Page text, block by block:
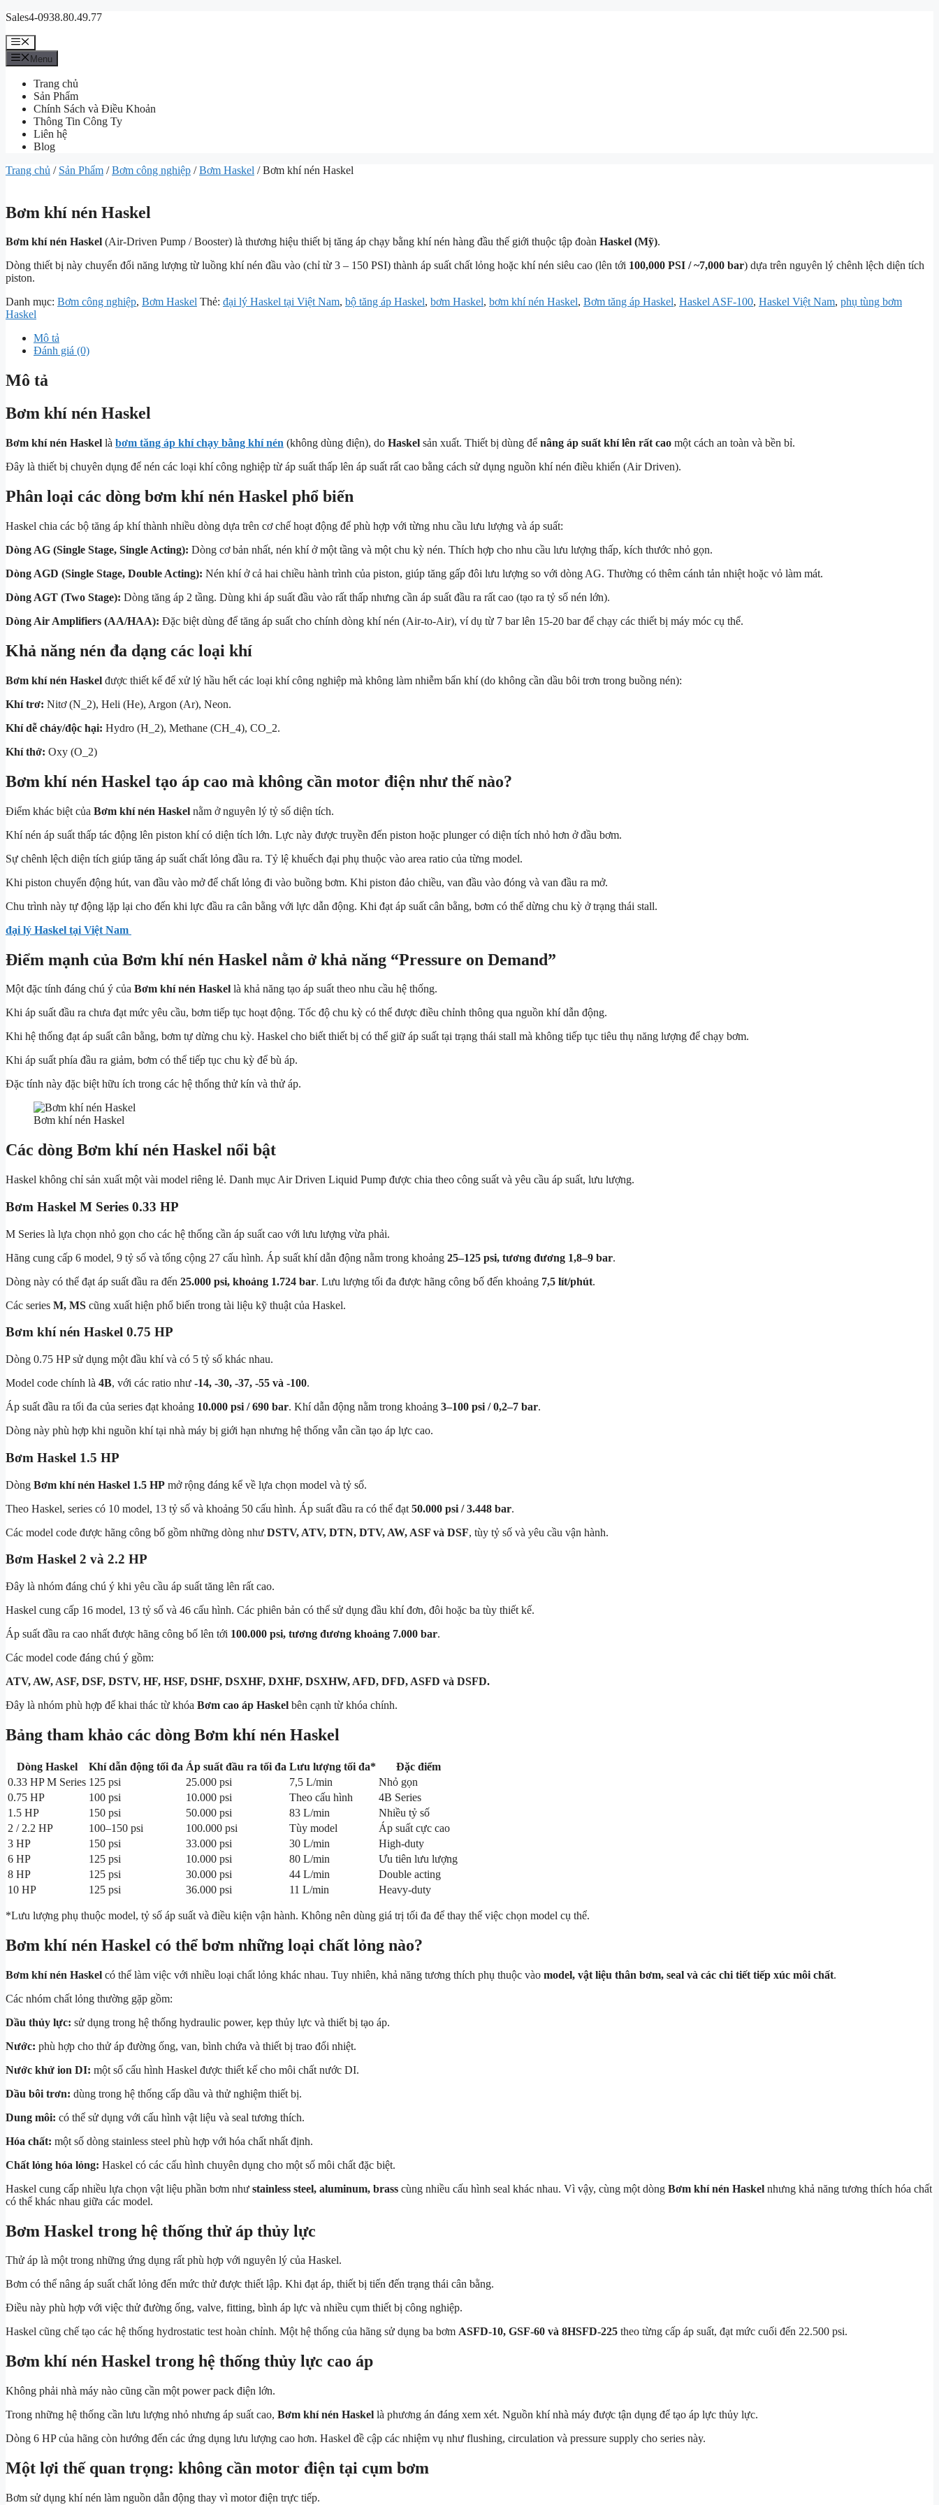
Chuyển
nội
dung
Sales4-0938.80.49.77
Menu
Menu
Trang chủ
Sản Phẩm
Chính Sách và Điều Khoản
Thông Tin Công Ty
Liên hệ
Blog
Trang chủ / Sản Phẩm /Bơm công nghiệp /Bơm Haskel / Bơm khí nén Haskel
Bơm khí nén Haskel
Bơm khí nén Haskel (Air-Driven Pump / Booster) là thương hiệu thiết bị tăng áp chạy bằng khí nén hàng đầu thế giới thuộc tập đoàn Haskel (Mỹ).
Dòng thiết bị này chuyển đổi năng lượng từ luồng khí nén đầu vào (chỉ từ 3 – 150 PSI) thành áp suất chất lỏng hoặc khí nén siêu cao (lên tới 100,000 PSI / ~7,000 bar) dựa trên nguyên lý chênh lệch diện tích
piston.
Danh mục: Bơm công nghiệp, Bơm Haskel Thẻ: đại lý Haskel tại Việt Nam, bộ tăng áp Haskel, bơm Haskel, bơm khí nén Haskel, Bơm tăng áp Haskel, Haskel ASF-100, Haskel Việt Nam, phụ tùng bơm
Haskel
Mô tả
Đánh giá (0)
Mô tả
Bơm khí nén Haskel
Bơm khí nén Haskel là bơm tăng áp khí chạy bằng khí nén (không dùng điện), do Haskel sản xuất. Thiết bị dùng để nâng áp suất khí lên rất cao một cách an toàn và bền bỉ.
Đây là thiết bị chuyên dụng để nén các loại khí công nghiệp từ áp suất thấp lên áp suất rất cao bằng cách sử dụng nguồn khí nén điều khiển (Air Driven).
Phân loại các dòng bơm khí nén Haskel phổ biến
Haskel chia các bộ tăng áp khí thành nhiều dòng dựa trên cơ chế hoạt động để phù hợp với từng nhu cầu lưu lượng và áp suất:
Dòng AG (Single Stage, Single Acting): Dòng cơ bản nhất, nén khí ở một tầng và một chu kỳ nén. Thích hợp cho nhu cầu lưu lượng thấp, kích thước nhỏ gọn.
Dòng AGD (Single Stage, Double Acting): Nén khí ở cả hai chiều hành trình của piston, giúp tăng gấp đôi lưu lượng so với dòng AG. Thường có thêm cánh tản nhiệt hoặc vỏ làm mát.
Dòng AGT (Two Stage): Dòng tăng áp 2 tầng. Dùng khi áp suất đầu vào rất thấp nhưng cần áp suất đầu ra rất cao (tạo ra tỷ số nén lớn).
Dòng Air Amplifiers (AA/HAA): Đặc biệt dùng để tăng áp suất cho chính dòng khí nén (Air-to-Air), ví dụ từ 7 bar lên 15-20 bar để chạy các thiết bị máy móc cụ thể.
Khả năng nén đa dạng các loại khí
Bơm khí nén Haskel được thiết kế để xử lý hầu hết các loại khí công nghiệp mà không làm nhiễm bẩn khí (do không cần dầu bôi trơn trong buồng nén):
Khí trơ: Nitơ (N_2), Heli (He), Argon (Ar), Neon.
Khí dễ cháy/độc hại: Hydro (H_2), Methane (CH_4), CO_2.
Khí thở: Oxy (O_2)
Bơm khí nén Haskel tạo áp cao mà không cần motor điện như thế nào?
Điểm khác biệt của Bơm khí nén Haskel nằm ở nguyên lý tỷ số diện tích.
Khí nén áp suất thấp tác động lên piston khí có diện tích lớn. Lực này được truyền đến piston hoặc plunger có diện tích nhỏ hơn ở đầu bơm.
Sự chênh lệch diện tích giúp tăng áp suất chất lỏng đầu ra. Tỷ lệ khuếch đại phụ thuộc vào area ratio của từng model.
Khi piston chuyển động hút, van đầu vào mở để chất lỏng đi vào buồng bơm. Khi piston đảo chiều, van đầu vào đóng và van đầu ra mở.
Chu trình này tự động lặp lại cho đến khi lực đầu ra cân bằng với lực dẫn động. Khi đạt áp suất cân bằng, bơm có thể dừng chu kỳ ở trạng thái stall.
đại lý Haskel tại Việt Nam
Điểm mạnh của Bơm khí nén Haskel nằm ở khả năng “Pressure on Demand”
Một đặc tính đáng chú ý của Bơm khí nén Haskel là khả năng tạo áp suất theo nhu cầu hệ thống.
Khi áp suất đầu ra chưa đạt mức yêu cầu, bơm tiếp tục hoạt động. Tốc độ chu kỳ có thể được điều chỉnh thông qua nguồn khí dẫn động.
Khi hệ thống đạt áp suất cân bằng, bơm tự dừng chu kỳ. Haskel cho biết thiết bị có thể giữ áp suất tại trạng thái stall mà không tiếp tục tiêu thụ năng lượng để chạy bơm.
Khi áp suất phía đầu ra giảm, bơm có thể tiếp tục chu kỳ để bù áp.
Đặc tính này đặc biệt hữu ích trong các hệ thống thử kín và thử áp.
Bơm khí nén Haskel
Các dòng Bơm khí nén Haskel nổi bật
Haskel không chỉ sản xuất một vài model riêng lẻ. Danh mục Air Driven Liquid Pump được chia theo công suất và yêu cầu áp suất, lưu lượng.
Bơm Haskel M Series 0.33 HP
M Series là lựa chọn nhỏ gọn cho các hệ thống cần áp suất cao với lưu lượng vừa phải.
Hãng cung cấp 6 model, 9 tỷ số và tổng cộng 27 cấu hình. Áp suất khí dẫn động nằm trong khoảng 25–125 psi, tương đương 1,8–9 bar.
Dòng này có thể đạt áp suất đầu ra đến 25.000 psi, khoảng 1.724 bar. Lưu lượng tối đa được hãng công bố đến khoảng 7,5 lít/phút.
Các series M, MS cũng xuất hiện phổ biến trong tài liệu kỹ thuật của Haskel.
Bơm khí nén Haskel 0.75 HP
Dòng 0.75 HP sử dụng một đầu khí và có 5 tỷ số khác nhau.
Model code chính là 4B, với các ratio như -14, -30, -37, -55 và -100.
Áp suất đầu ra tối đa của series đạt khoảng 10.000 psi / 690 bar. Khí dẫn động nằm trong khoảng 3–100 psi / 0,2–7 bar.
Dòng này phù hợp khi nguồn khí tại nhà máy bị giới hạn nhưng hệ thống vẫn cần tạo áp lực cao.
Bơm Haskel 1.5 HP
Dòng Bơm khí nén Haskel 1.5 HP mở rộng đáng kể về lựa chọn model và tỷ số.
Theo Haskel, series có 10 model, 13 tỷ số và khoảng 50 cấu hình. Áp suất đầu ra có thể đạt 50.000 psi / 3.448 bar.
Các model code được hãng công bố gồm những dòng như DSTV, ATV, DTN, DTV, AW, ASF và DSF, tùy tỷ số và yêu cầu vận hành.
Bơm Haskel 2 và 2.2 HP
Đây là nhóm đáng chú ý khi yêu cầu áp suất tăng lên rất cao.
Haskel cung cấp 16 model, 13 tỷ số và 46 cấu hình. Các phiên bản có thể sử dụng đầu khí đơn, đôi hoặc ba tùy thiết kế.
Áp suất đầu ra cao nhất được hãng công bố lên tới 100.000 psi, tương đương khoảng 7.000 bar.
Các model code đáng chú ý gồm:
ATV, AW, ASF, DSF, DSTV, HF, HSF, DSHF, DSXHF, DXHF, DSXHW, AFD, DFD, ASFD và DSFD.
Đây là nhóm phù hợp để khai thác từ khóa Bơm cao áp Haskel bên cạnh từ khóa chính.
Bảng tham khảo các dòng Bơm khí nén Haskel
Dòng Haskel Khí dẫn động tối đa Áp suất đầu ra tối đa Lưu lượng tối đa*
Đặc điểm
0.33 HP M Series 125 psi 25.000 psi 7,5 L/min
Nhỏ gọn
0.75 HP
100 psi 10.000 psi Theo cấu hình
4B Series
1.5 HP
150 psi 50.000 psi 83 L/min
Nhiều tỷ số
2 / 2.2 HP
100–150 psi 100.000 psi Tùy model
Áp suất cực cao
3 HP
150 psi 33.000 psi 30 L/min
High-duty
6 HP
125 psi 10.000 psi 80 L/min
Ưu tiên lưu lượng
8 HP
125 psi 30.000 psi 44 L/min
Double acting
10 HP
125 psi 36.000 psi 11 L/min Heavy-duty
*Lưu lượng phụ thuộc model, tỷ số áp suất và điều kiện vận hành. Không nên dùng giá trị tối đa để thay thế việc chọn model cụ thể.
Bơm khí nén Haskel có thể bơm những loại chất lỏng nào?
Bơm khí nén Haskel có thể làm việc với nhiều loại chất lỏng khác nhau. Tuy nhiên, khả năng tương thích phụ thuộc vào model, vật liệu thân bơm, seal và các chi tiết tiếp xúc môi chất.
Các nhóm chất lỏng thường gặp gồm:
Dầu thủy lực: sử dụng trong hệ thống hydraulic power, kẹp thủy lực và thiết bị tạo áp.
Nước: phù hợp cho thử áp đường ống, van, bình chứa và thiết bị trao đổi nhiệt.
Nước khử ion DI: một số cấu hình Haskel được thiết kế cho môi chất nước DI.
Dầu bôi trơn: dùng trong hệ thống cấp dầu và thử nghiệm thiết bị.
Dung môi: có thể sử dụng với cấu hình vật liệu và seal tương thích.
Hóa chất: một số dòng stainless steel phù hợp với hóa chất nhất định.
Chất lỏng hóa lỏng: Haskel có các cấu hình chuyên dụng cho một số môi chất đặc biệt.
Haskel cung cấp nhiều lựa chọn vật liệu phần bơm như stainless steel, aluminum, brass cùng nhiều cấu hình seal khác nhau. Vì vậy, cùng một dòng Bơm khí nén Haskel nhưng khả năng tương thích hóa chất
có thể khác nhau giữa các model.
Bơm Haskel trong hệ thống thử áp thủy lực
Thử áp là một trong những ứng dụng rất phù hợp với nguyên lý của Haskel.
Bơm có thể nâng áp suất chất lỏng đến mức thử được thiết lập. Khi đạt áp, thiết bị tiến đến trạng thái cân bằng.
Điều này phù hợp với việc thử đường ống, valve, fitting, bình áp lực và nhiều cụm thiết bị công nghiệp.
Haskel cũng chế tạo các hệ thống hydrostatic test hoàn chỉnh. Một hệ thống của hãng sử dụng ba bơm ASFD-10, GSF-60 và 8HSFD-225 theo từng cấp áp suất, đạt mức cuối đến 22.500 psi.
Bơm khí nén Haskel trong hệ thống thủy lực cao áp
Không phải nhà máy nào cũng cần một power pack điện lớn.
Trong những hệ thống cần lưu lượng nhỏ nhưng áp suất cao, Bơm khí nén Haskel là phương án đáng xem xét. Nguồn khí nhà máy được tận dụng để tạo áp lực thủy lực.
Dòng 6 HP của hãng còn hướng đến các ứng dụng lưu lượng cao hơn. Haskel đề cập các nhiệm vụ như flushing, circulation và pressure supply cho series này.
Một lợi thế quan trọng: không cần motor điện tại cụm bơm
Bơm sử dụng khí nén làm nguồn dẫn động thay vì motor điện trực tiếp.